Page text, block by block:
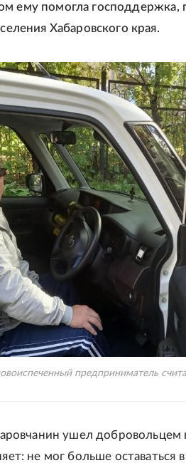
ему помогла господдержка,
Хабаровского края.
предприниматель
ушел добровольцем
не мог больше оставаться